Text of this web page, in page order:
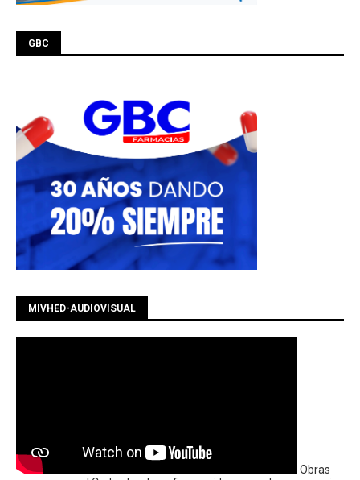
GBC
MIVHED-AUDIOVISUAL
Obras